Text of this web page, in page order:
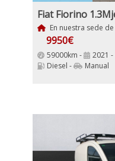
En nuestra sede de
9950€
59000km - 2021 -
Diesel -
Manual